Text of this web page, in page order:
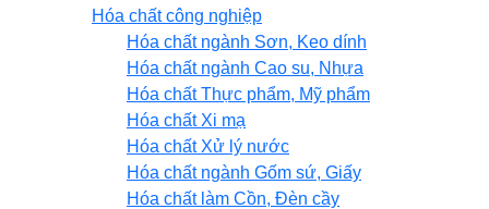
Hóa chất công nghiệp
Hóa chất ngành Sơn, Keo dính
Hóa chất ngành Cao su, Nhựa
Hóa chất Thực phẩm, Mỹ phẩm
Hóa chất Xi mạ
Hóa chất Xử lý nước
Hóa chất ngành Gốm sứ, Giấy
Hóa chất làm Cồn, Đèn cầy